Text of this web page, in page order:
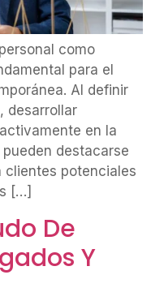
como
para el
Al definir
desarrollar
en la
destacarse
potenciales
[…]
De
Y